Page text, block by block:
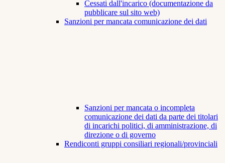
Cessati dall'incarico (documentazione da
pubblicare sul sito web)
Sanzioni per mancata comunicazione dei dati
Sanzioni per mancata o incompleta
comunicazione dei dati da parte dei titolari
di incarichi politici, di amministrazione, di
direzione o di governo
Rendiconti gruppi consiliari regionali/provinciali